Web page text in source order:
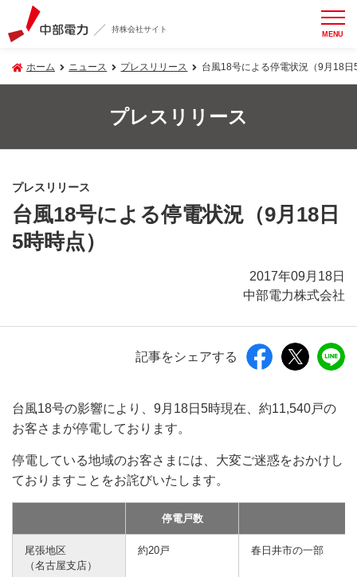
持株会社サイト MENU
ホーム ニュース プレスリリース 台風18号による停電状況（9月18日
プレスリリース
プレスリリース
台風18号による停電状況（9月18日
5時時点）
2017年09月18日
中部電力株式会社
記事をシェアする
台風18号の影響により、9月18日5時現在、約11,540戸の
お客さまが停電しております。
停電している地域のお客さまには、大変ご迷惑をおかけし
ておりますことをお詫びいたします。
停電戸数
尾張地区
（名古屋支店）
約20戸 春日井市の一部